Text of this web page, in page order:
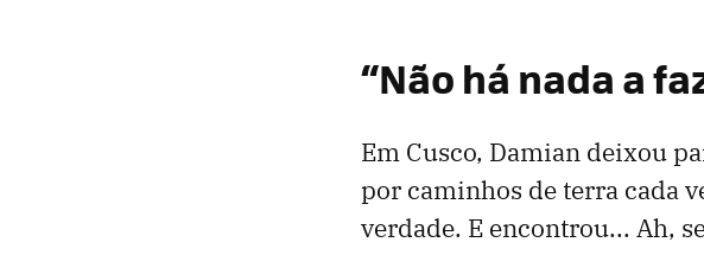
“Não há nada a
Em Cusco, Damian deixou
por caminhos de terra cada
verdade. E encontrou... Ah,